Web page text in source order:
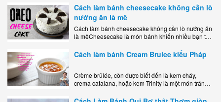
dễ..
Cách làm bánh cheesecake không cần lò
nướng ăn là mê
Cách làm bánh cheesecake không cần lò nướng ăn
là mêCheesecake là món bánh khiến nhiều bạn trẻ
kem..
Cách làm bánh Cream Brulee kiểu Pháp
Crème brûlée, còn được biết đến là kem cháy,
crema catalana, hoặc kem Trinity là một món tráng
lớp..